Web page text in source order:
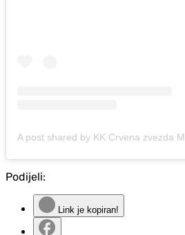
Podijeli:
Link je kopiran!